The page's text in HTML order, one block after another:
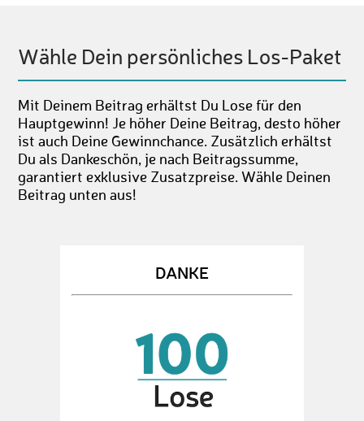
Wähle Dein persönliches Los-Paket
Mit Deinem Beitrag erhältst Du Lose für den
Hauptgewinn! Je höher Deine Beitrag, desto höher
ist auch Deine Gewinnchance. Zusätzlich erhältst
Du als Dankeschön, je nach Beitragssumme,
garantiert exklusive Zusatzpreise. Wähle Deinen
Beitrag unten aus!
DANKE